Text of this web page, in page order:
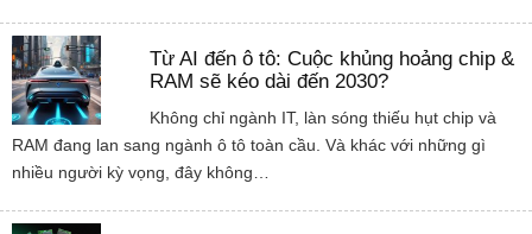
Từ AI đến ô tô: Cuộc khủng hoảng chip &
RAM sẽ kéo dài đến 2030?
Không chỉ ngành IT, làn sóng thiếu hụt chip và
RAM đang lan sang ngành ô tô toàn cầu. Và khác với những gì
nhiều người kỳ vọng, đây không…